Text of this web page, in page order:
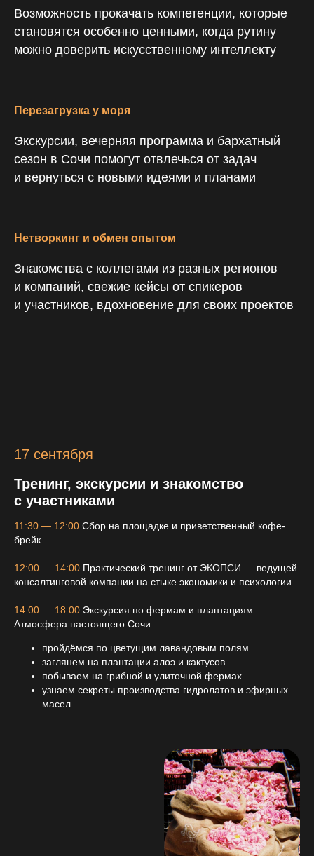
Возможность прокачать компетенции, которые
становятся особенно ценными, когда рутину
можно доверить искусственному интеллекту
Перезагрузка у моря
Экскурсии, вечерняя программа и бархатный
сезон в Сочи помогут отвлечься от задач
и вернуться с новыми идеями и планами
Нетворкинг и обмен опытом
Знакомства с коллегами из разных регионов
и компаний, свежие кейсы от спикеров
и участников, вдохновение для своих проектов
17 сентября
Тренинг, экскурсии и знакомство
с участниками
11:30 — 12:00 Сбор на площадке и приветственный кофе-
брейк
12:00 — 14:00 Практический тренинг от ЭКОПСИ — ведущей
консалтинговой компании на стыке экономики и психологии
14:00 — 18:00 Экскурсия по фермам и плантациям.
Атмосфера настоящего Сочи:
пройдёмся по цветущим лавандовым полям
заглянем на плантации алоэ и кактусов
побываем на грибной и улиточной фермах
узнаем секреты производства гидролатов и эфирных
масел